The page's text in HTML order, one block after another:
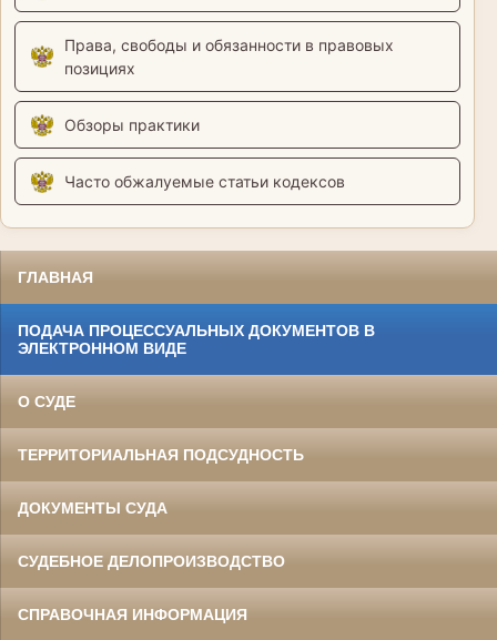
Права, свободы и обязанности в правовых
позициях
Обзоры практики
Часто обжалуемые статьи кодексов
ГЛАВНАЯ
ПОДАЧА ПРОЦЕССУАЛЬНЫХ ДОКУМЕНТОВ В
ЭЛЕКТРОННОМ ВИДЕ
О СУДЕ
ТЕРРИТОРИАЛЬНАЯ ПОДСУДНОСТЬ
ДОКУМЕНТЫ СУДА
СУДЕБНОЕ ДЕЛОПРОИЗВОДСТВО
СПРАВОЧНАЯ ИНФОРМАЦИЯ